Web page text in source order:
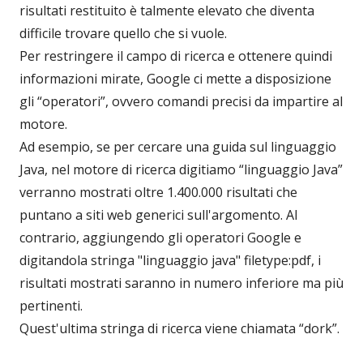
risultati restituito è talmente elevato che diventa
difficile trovare quello che si vuole.
Per restringere il campo di ricerca e ottenere quindi
informazioni mirate, Google ci mette a disposizione
gli “operatori”, ovvero comandi precisi da impartire al
motore.
Ad esempio, se per cercare una guida sul linguaggio
Java, nel motore di ricerca digitiamo “linguaggio Java”
verranno mostrati oltre 1.400.000 risultati che
puntano a siti web generici sull'argomento. Al
contrario, aggiungendo gli operatori Google e
digitandola stringa "linguaggio java" filetype:pdf, i
risultati mostrati saranno in numero inferiore ma più
pertinenti.
Quest'ultima stringa di ricerca viene chiamata “dork”.